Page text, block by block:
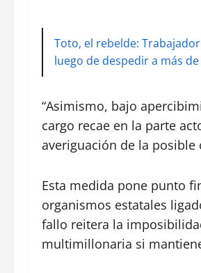
Toto, el rebelde:
luego de despedir a más
“Asimismo, bajo
cargo recae en la parte
averiguación de la posible
Esta medida pone punto
organismos estatales
fallo reitera la
multimillonaria si